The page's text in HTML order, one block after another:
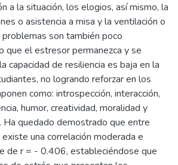
a la situación, los elogios, así mismo, la
o asistencia a misa y la ventilación o
son también poco
que el estresor permanezca y se
capacidad de resiliencia es baja en la
no logrando reforzar en los
como: introspección, interacción,
humor, creatividad, moralidad y
Ha quedado demostrado que entre
una correlación moderada e
de r = - 0.406, estableciéndose que